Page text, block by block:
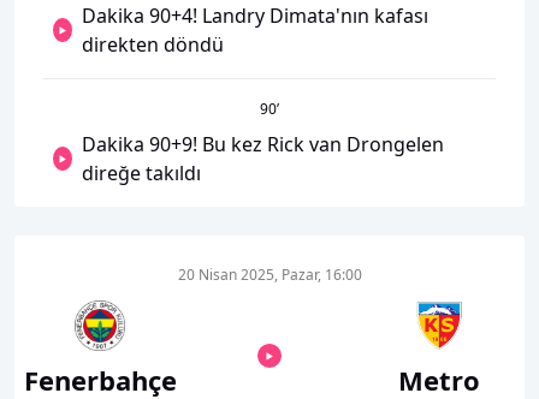
Dakika 90+4! Landry Dimata'nın kafası
direkten döndü
90’
Dakika 90+9! Bu kez Rick van Drongelen
direğe takıldı
Fenerbahçe
20 Nisan 2025, Pazar, 16:00
Metro